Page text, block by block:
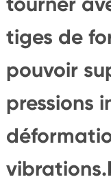
tiges de
pouvoir
pressions